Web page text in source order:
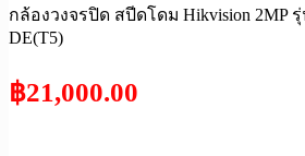
กล้องวงจรปิด สปีดโดม Hikvision 2MP รุ่
DE(T5)
฿21,000.00